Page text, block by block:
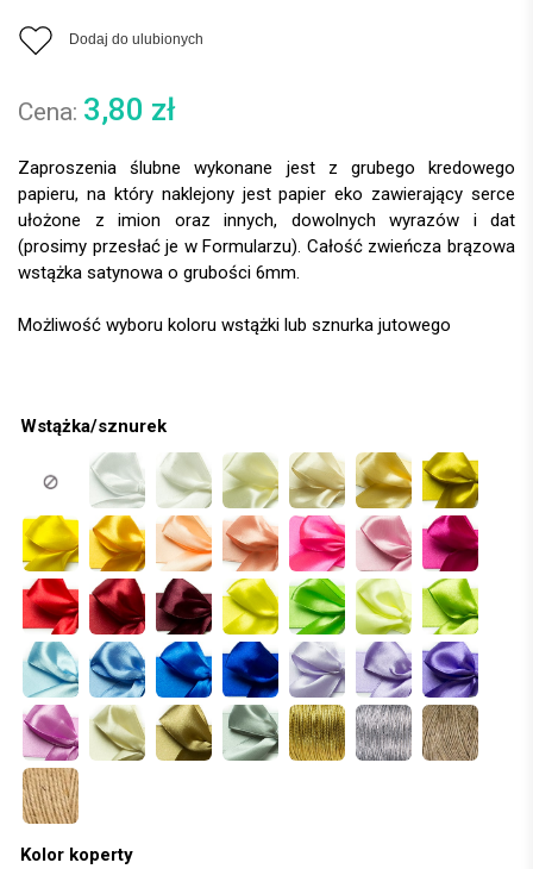
Dodaj do ulubionych
3,80 zł
Zaproszenia ślubne wykonane jest z grubego kredowego
papieru, na który naklejony jest papier eko zawierający serce
ułożone z imion oraz innych, dowolnych wyrazów i dat
(prosimy przesłać je w Formularzu). Całość zwieńcza brązowa
wstążka satynowa o grubości 6mm.
Wstążka/sznurek
Kolor koperty